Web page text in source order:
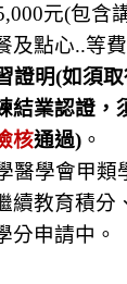
元(包含
及點心..等
證明(如須
結業認證，
核通過) 。
醫學會甲類
續教育積分
分申請中。